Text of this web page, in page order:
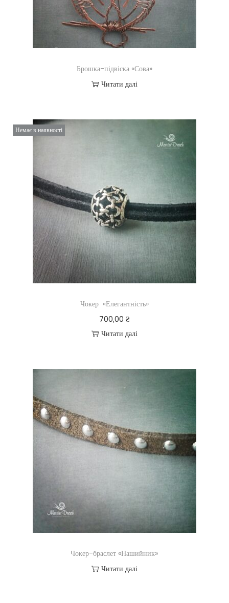
Брошка-підвіска «Сова»
Читати далі
Немає в наявності
Чокер «Елегантність»
700,00 ₴
Читати далі
Чокер-браслет «Нашийник»
Читати далі